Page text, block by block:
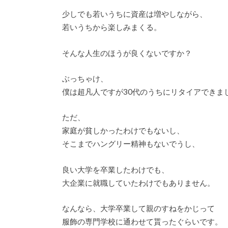
少しでも若いうちに資産は増やしながら、
若いうちから楽しみまくる。
そんな人生のほうが良くないですか？
ぶっちゃけ、
僕は超凡人ですが30代のうちにリタイアできま
ただ、
家庭が貧しかったわけでもないし、
そこまでハングリー精神もないでうし、
良い大学を卒業したわけでも、
大企業に就職していたわけでもありません。
なんなら、大学卒業して親のすねをかじって
服飾の専門学校に通わせて貰ったぐらいです。